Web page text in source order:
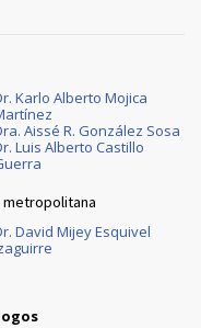
Karlo Alberto Mojica
Aissé R. González Sosa
Luis Alberto Castillo
David Mijey Esquivel